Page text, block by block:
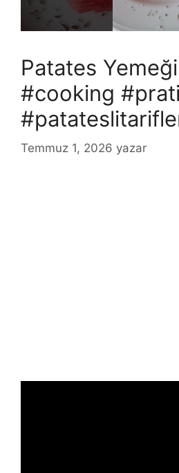
Patates
#cooking
Temmuz 1, 2026 yazar